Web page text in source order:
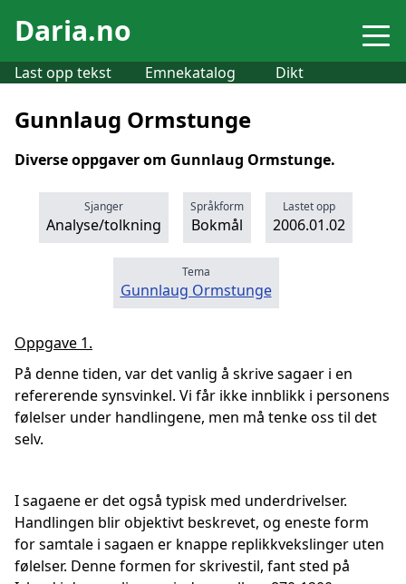
Daria.no
Last opp tekst Emnekatalog Dikt
Gunnlaug Ormstunge
Diverse oppgaver om Gunnlaug Ormstunge.
Sjanger
Analyse/tolkning
Språkform
Bokmål
Lastet opp
2006.01.02
Tema
Gunnlaug Ormstunge
Oppgave 1.
På denne tiden, var det vanlig å skrive sagaer i en
refererende synsvinkel. Vi får ikke innblikk i personens
følelser under handlingene, men må tenke oss til det
selv.
I sagaene er det også typisk med underdrivelser.
Handlingen blir objektivt beskrevet, og eneste form
for samtale i sagaen er knappe replikkvekslinger uten
følelser. Denne formen for skrivestil, fant sted på